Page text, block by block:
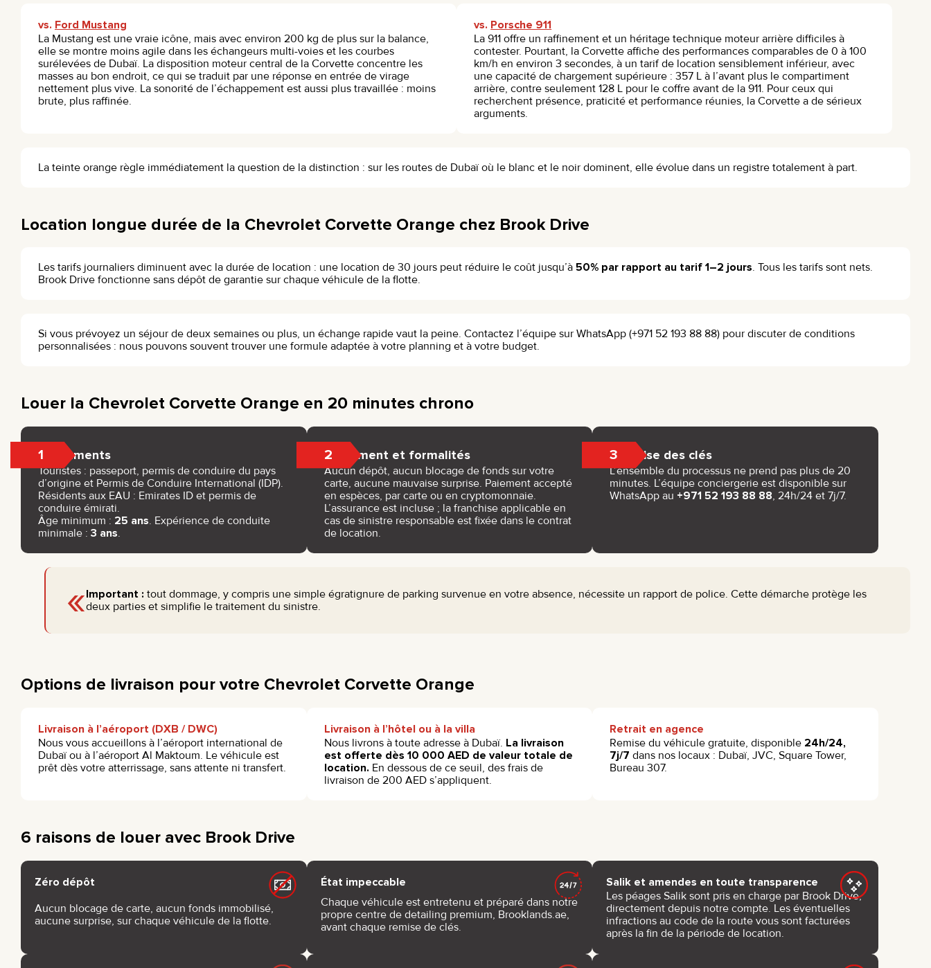
vs. Ford Mustang
La Mustang est une vraie icône, mais avec environ 200 kg de plus sur la balance,
elle se montre moins agile dans les échangeurs multi-voies et les courbes
surélevées de Dubaï. La disposition moteur central de la Corvette concentre les
masses au bon endroit, ce qui se traduit par une réponse en entrée de virage
nettement plus vive. La sonorité de l’échappement est aussi plus travaillée : moins
brute, plus raffinée.
vs. Porsche 911
La 911 offre un raffinement et un héritage technique moteur arrière difficiles à
contester. Pourtant, la Corvette affiche des performances comparables de 0 à 100
km/h en environ 3 secondes, à un tarif de location sensiblement inférieur, avec
une capacité de chargement supérieure : 357 L à l’avant plus le compartiment
arrière, contre seulement 128 L pour le coffre avant de la 911. Pour ceux qui
recherchent présence, praticité et performance réunies, la Corvette a de sérieux
arguments.
La teinte orange règle immédiatement la question de la distinction : sur les routes de Dubaï où le blanc et le noir dominent, elle évolue dans un registre totalement à part.
Location longue durée de la Chevrolet Corvette Orange chez Brook Drive
Les tarifs journaliers diminuent avec la durée de location : une location de 30 jours peut réduire le coût jusqu’à 50% par rapport au tarif 1–2 jours. Tous les tarifs sont nets.
Brook Drive fonctionne sans dépôt de garantie sur chaque véhicule de la flotte.
Si vous prévoyez un séjour de deux semaines ou plus, un échange rapide vaut la peine. Contactez l’équipe sur WhatsApp (+971 52 193 88 88) pour discuter de conditions
personnalisées : nous pouvons souvent trouver une formule adaptée à votre planning et à votre budget.
Louer la Chevrolet Corvette Orange en 20 minutes chrono
1 Documents
Touristes : passeport, permis de conduire du pays
d’origine et Permis de Conduire International (IDP).
Résidents aux EAU : Emirates ID et permis de
conduire émirati.
Âge minimum : 25 ans. Expérience de conduite
minimale : 3 ans.
2 Paiement et formalités
Aucun dépôt, aucun blocage de fonds sur votre
carte, aucune mauvaise surprise. Paiement accepté
en espèces, par carte ou en cryptomonnaie.
L’assurance est incluse ; la franchise applicable en
cas de sinistre responsable est fixée dans le contrat
de location.
3 Remise des clés
L’ensemble du processus ne prend pas plus de 20
minutes. L’équipe conciergerie est disponible sur
WhatsApp au +971 52 193 88 88, 24h/24 et 7j/7.
«Important : tout dommage, y compris une simple égratignure de parking survenue en votre absence, nécessite un rapport de police. Cette démarche protège les
deux parties et simplifie le traitement du sinistre.
Options de livraison pour votre Chevrolet Corvette Orange
Livraison à l’aéroport (DXB / DWC)
Nous vous accueillons à l’aéroport international de
Dubaï ou à l’aéroport Al Maktoum. Le véhicule est
prêt dès votre atterrissage, sans attente ni transfert.
Livraison à l’hôtel ou à la villa
Nous livrons à toute adresse à Dubaï. La livraison
est offerte dès 10 000 AED de valeur totale de
location. En dessous de ce seuil, des frais de
livraison de 200 AED s’appliquent.
Retrait en agence
Remise du véhicule gratuite, disponible 24h/24,
7j/7 dans nos locaux : Dubaï, JVC, Square Tower,
Bureau 307.
6 raisons de louer avec Brook Drive
Zéro dépôt
Aucun blocage de carte, aucun fonds immobilisé,
aucune surprise, sur chaque véhicule de la flotte.
État impeccable
Chaque véhicule est entretenu et préparé dans notre
propre centre de detailing premium, Brooklands.ae,
avant chaque remise de clés.
Salik et amendes en toute transparence
Les péages Salik sont pris en charge par Brook Drive,
directement depuis notre compte. Les éventuelles
infractions au code de la route vous sont facturées
après la fin de la période de location.